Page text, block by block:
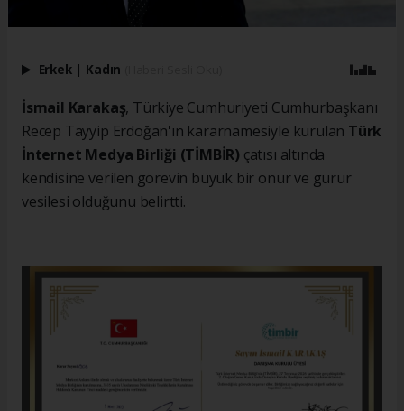
Erkek | Kadın
İsmail Karakaş, Türkiye Cumhuriyeti Cumhurbaşkanı
Recep Tayyip Erdoğan'ın kararnamesiyle kurulan Türk
İnternet Medya Birliği (TİMBİR) çatısı altında
kendisine verilen görevin büyük bir onur ve gurur
vesilesi olduğunu belirtti.